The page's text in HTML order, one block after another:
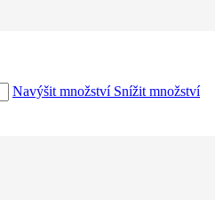
Navýšit množství Snížit množství